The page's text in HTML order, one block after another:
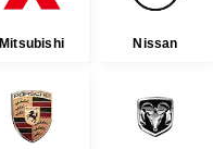
Mitsubishi Nissan